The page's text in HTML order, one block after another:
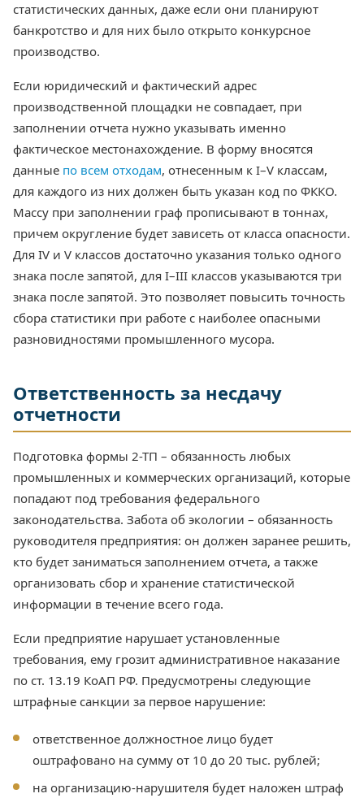
статистических данных, даже если они планируют
банкротство и для них было открыто конкурсное
производство.
Если юридический и фактический адрес
производственной площадки не совпадает, при
заполнении отчета нужно указывать именно
фактическое местонахождение. В форму вносятся
данные по всем отходам, отнесенным к I–V классам,
для каждого из них должен быть указан код по ФККО.
Массу при заполнении граф прописывают в тоннах,
причем округление будет зависеть от класса опасности.
Для IV и V классов достаточно указания только одного
знака после запятой, для I–III классов указываются три
знака после запятой. Это позволяет повысить точность
сбора статистики при работе с наиболее опасными
разновидностями промышленного мусора.
Ответственность за несдачу
отчетности
Подготовка формы 2-ТП – обязанность любых
промышленных и коммерческих организаций, которые
попадают под требования федерального
законодательства. Забота об экологии – обязанность
руководителя предприятия: он должен заранее решить,
кто будет заниматься заполнением отчета, а также
организовать сбор и хранение статистической
информации в течение всего года.
Если предприятие нарушает установленные
требования, ему грозит административное наказание
по ст. 13.19 КоАП РФ. Предусмотрены следующие
штрафные санкции за первое нарушение:
ответственное должностное лицо будет
оштрафовано на сумму от 10 до 20 тыс. рублей;
на организацию-нарушителя будет наложен штраф